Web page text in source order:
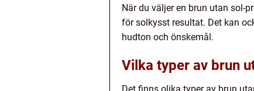
När du väljer en brun utan sol-
för solkysst resultat. Det kan
hudton och önskemål.
Vilka typer av brun